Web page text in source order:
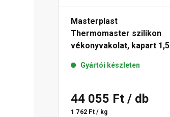
Masterplast
Thermomaster szilikon
vékonyvakolat, kapart 1,5
Gyártói készleten
44 055 Ft / db
1 762 Ft / kg